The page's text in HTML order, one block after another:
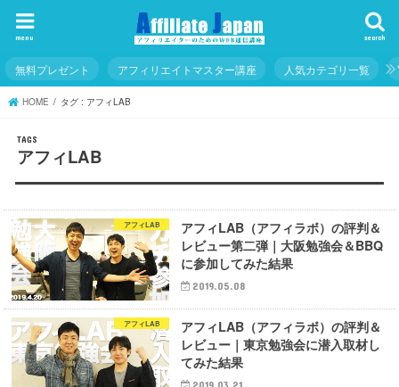
search
menu
無料プレゼント アフィリエイトマスター講座 人気カテゴリ一覧
HOME タグ : アフィLAB
アフィLAB
アフィLAB
アフィLAB（アフィラボ）の評判＆
レビュー第二弾｜大阪勉強会＆BBQ
に参加してみた結果
2019.05.08
アフィLAB
アフィLAB（アフィラボ）の評判＆
レビュー｜東京勉強会に潜入取材し
てみた結果